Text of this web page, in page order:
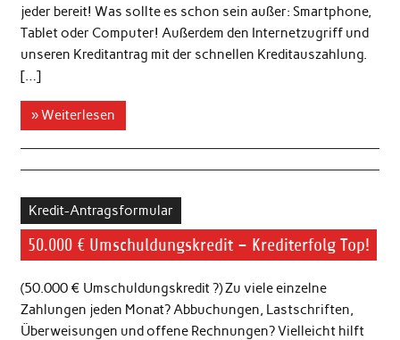
jeder bereit! Was sollte es schon sein außer: Smartphone,
Tablet oder Computer! Außerdem den Internetzugriff und
unseren Kreditantrag mit der schnellen Kreditauszahlung.
[…]
» Weiterlesen
Kredit-Antragsformular
50.000 € Umschuldungskredit – Krediterfolg Top!
(50.000 € Umschuldungskredit ?) Zu viele einzelne
Zahlungen jeden Monat? Abbuchungen, Lastschriften,
Überweisungen und offene Rechnungen? Vielleicht hilft